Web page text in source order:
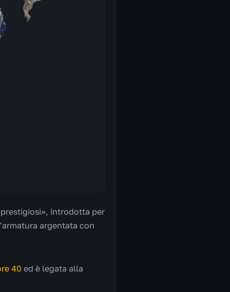
introdotta per
argentata con
40 ed è legata alla